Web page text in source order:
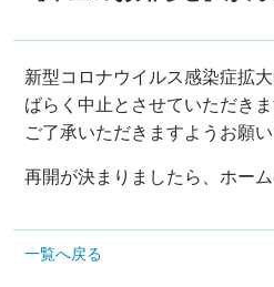
新型コロナウイルス感染症拡
ばらく中止とさせていただきま
ご了承いただきますようお願い
再開が決まりましたら、ホー
一覧へ戻る